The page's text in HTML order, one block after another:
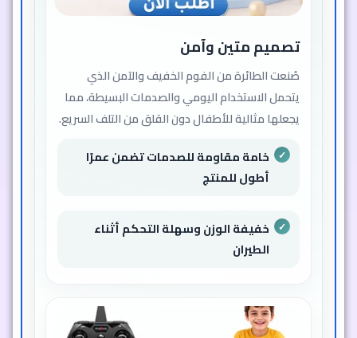
مصنوعة من الفوم الخفيف الآمن
المقاوم للصدمات
تصميم انسيابي يضمن طيرانًا مستقرًا
وسهل التحكم